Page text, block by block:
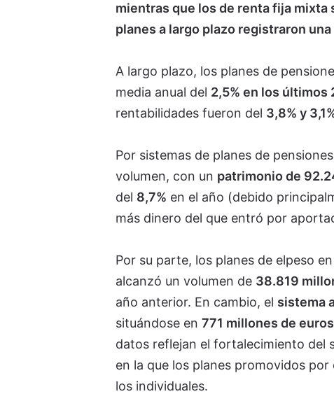
mientras que los de renta fija mixta
planes a largo plazo registraron
A largo plazo, los planes de
media anual del 2,5% en los últimos
rentabilidades fueron del 3,8% y
Por sistemas de planes de
volumen, con un patrimonio de
del 8,7% en el año (debido
más dinero del que entró por
Por su parte, los planes de elpeso
alcanzó un volumen de 38.819
año anterior. En cambio, el sistema
situándose en 771 millones de euros
datos reflejan el fortalecimiento del
en la que los planes promovidos
los individuales.